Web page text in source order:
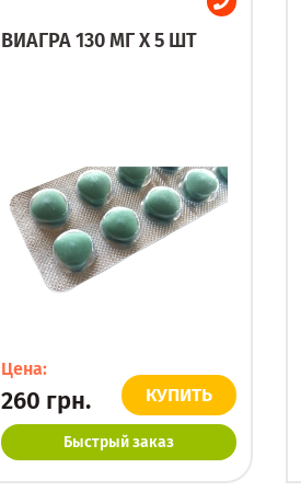
ВИАГРА 130 МГ X 5 ШТ
Цена:
260 грн. КУПИТЬ
Быстрый заказ